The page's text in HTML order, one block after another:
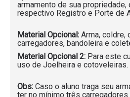
armamento de sua propriedade,
respectivo Registro e Porte de
Material Opcional: Arma, coldre,
carregadores, bandoleira e
Material Opcional 2: Para este
uso de Joelheira e cotoveleiras.
Obs: Caso o aluno traga seu
ter no mínimo três